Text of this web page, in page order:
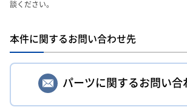
談ください。
本件に関するお問い合わせ先
パーツに関するお問い合